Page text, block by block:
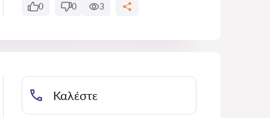
0 0 3
Καλέστε